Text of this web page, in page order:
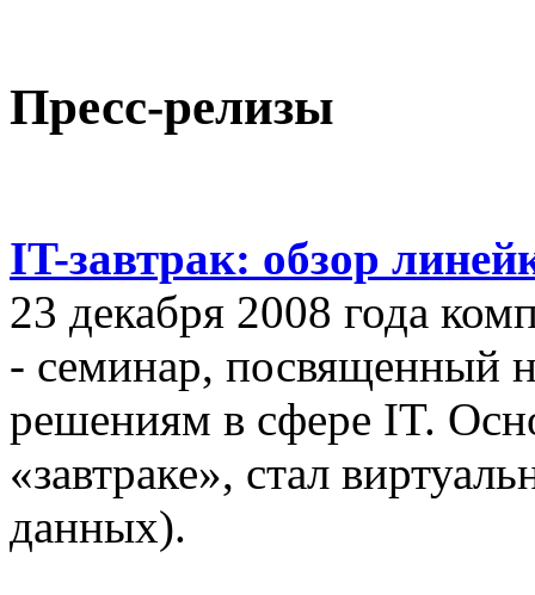
Пресс-релизы
IT-завтрак: обзор
23 декабря 2008 года
- семинар, посвященный
решениям в сфере IT.
«завтраке», стал
данных).